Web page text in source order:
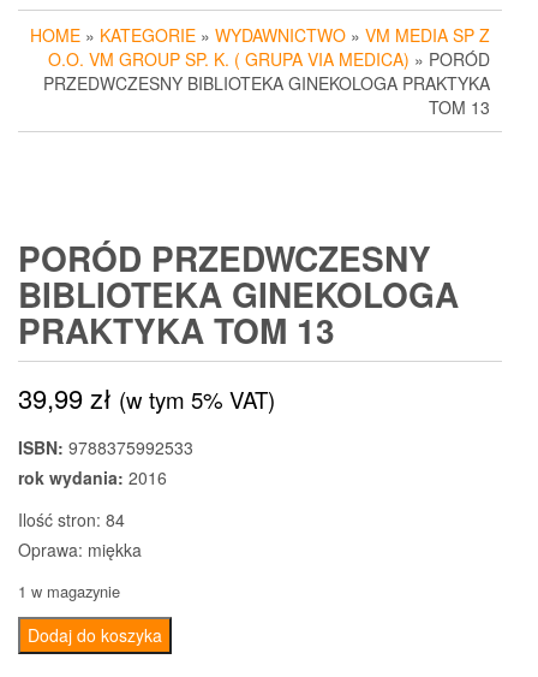
HOME » KATEGORIE » WYDAWNICTWO » VM MEDIA SP Z
O.O. VM GROUP SP. K. ( GRUPA VIA MEDICA) » PORÓD
PRZEDWCZESNY BIBLIOTEKA GINEKOLOGA PRAKTYKA
TOM 13
PORÓD PRZEDWCZESNY
BIBLIOTEKA GINEKOLOGA
PRAKTYKA TOM 13
39,99zł (w tym 5% VAT)
ISBN: 9788375992533
rok wydania: 2016
Ilość stron: 84
Oprawa: miękka
1 w magazynie
ilość
Poród
Dodaj do koszyka